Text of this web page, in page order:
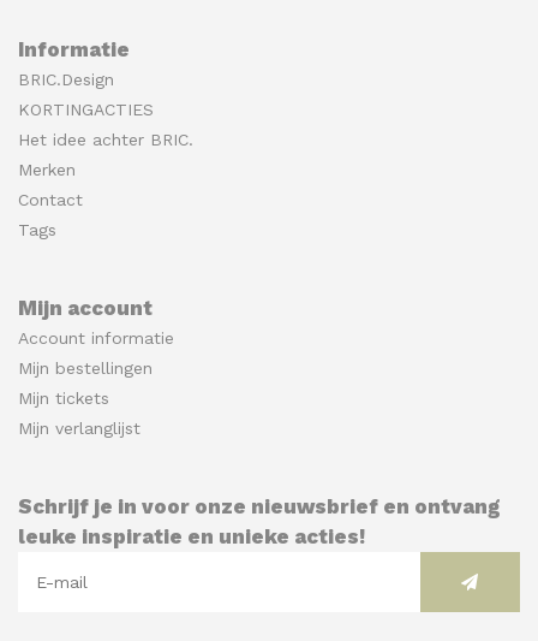
Informatie
BRIC.Design
KORTINGACTIES
Het idee achter BRIC.
Merken
Contact
Tags
Mijn account
Account informatie
Mijn bestellingen
Mijn tickets
Mijn verlanglijst
Schrijf je in voor onze nieuwsbrief en ontvang
leuke inspiratie en unieke acties!